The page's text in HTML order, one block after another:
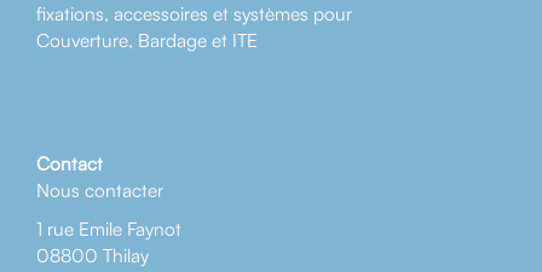
fixations, accessoires et systèmes pour
Couverture, Bardage et ITE
Contact
Nous contacter
1 rue Emile Faynot
08800 Thilay